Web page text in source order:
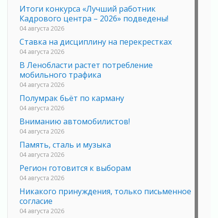
Итоги конкурса «Лучший работник
Кадрового центра – 2026» подведены!
04 августа 2026
Ставка на дисциплину на перекрестках
04 августа 2026
В Ленобласти растет потребление
мобильного трафика
04 августа 2026
Полумрак бьёт по карману
04 августа 2026
Вниманию автомобилистов!
04 августа 2026
Память, сталь и музыка
04 августа 2026
Регион готовится к выборам
04 августа 2026
Никакого принуждения, только письменное
согласие
04 августа 2026